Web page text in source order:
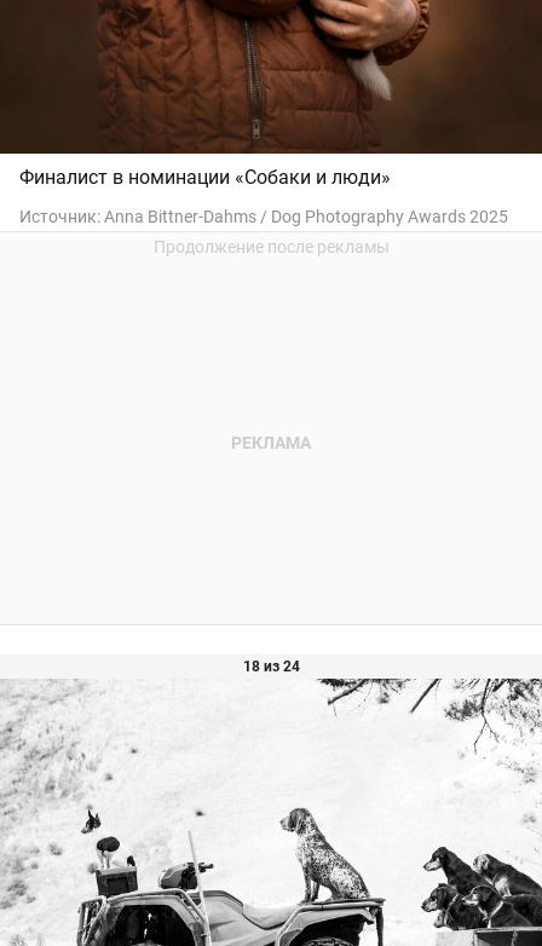
Финалист в номинации «Собаки и люди»
Источник:Anna Bittner-Dahms / Dog Photography Awards 2025
18 из 24